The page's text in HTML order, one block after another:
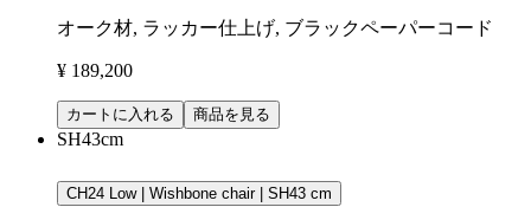
オーク材, ラッカー仕上げ, ブラックペーパーコード
¥ 189,200
カートに入れる 商品を見る
SH43cm
CH24 Low | Wishbone chair | SH43 cm